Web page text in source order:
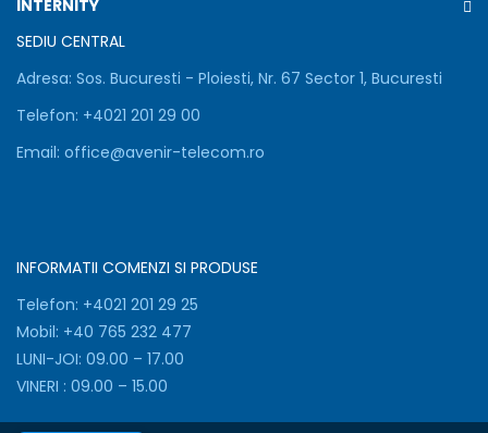
INTERNITY
SEDIU CENTRAL
Adresa: Sos. Bucuresti - Ploiesti, Nr. 67 Sector 1, Bucuresti
Telefon: +4021 201 29 00
Email: office@avenir-telecom.ro
INFORMATII COMENZI SI PRODUSE
Telefon: +4021 201 29 25
Mobil: +40 765 232 477
LUNI-JOI: 09.00 – 17.00
VINERI : 09.00 – 15.00
pentru
a
functionarea
a
site-
a
analiza
si
pentru
marketing.
accepta